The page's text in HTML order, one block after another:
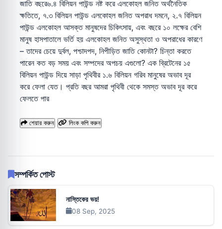
শেয়ার করুন লিংক কপি করুন
সম্পর্কিত পোস্ট
নাস্তিকের ভয়!
08 Sep, 2025